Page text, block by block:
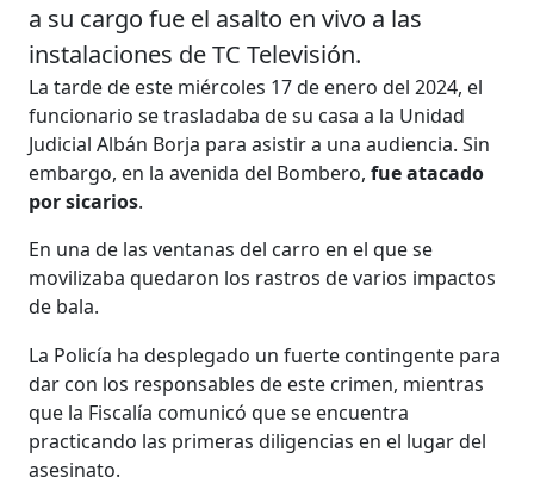
a su cargo fue el asalto en vivo a las
instalaciones de TC Televisión.
La tarde de este miércoles 17 de enero del 2024, el
funcionario se trasladaba de su casa a la Unidad
Judicial Albán Borja para asistir a una audiencia. Sin
embargo, en la avenida del Bombero,fue atacado
por sicarios.
En una de las ventanas del carro en el que se
movilizaba quedaron los rastros de varios impactos
de bala.
La Policía ha desplegado un fuerte contingente para
dar con los responsables de este crimen, mientras
que la Fiscalía comunicó que se encuentra
practicando las primeras diligencias en el lugar del
asesinato.